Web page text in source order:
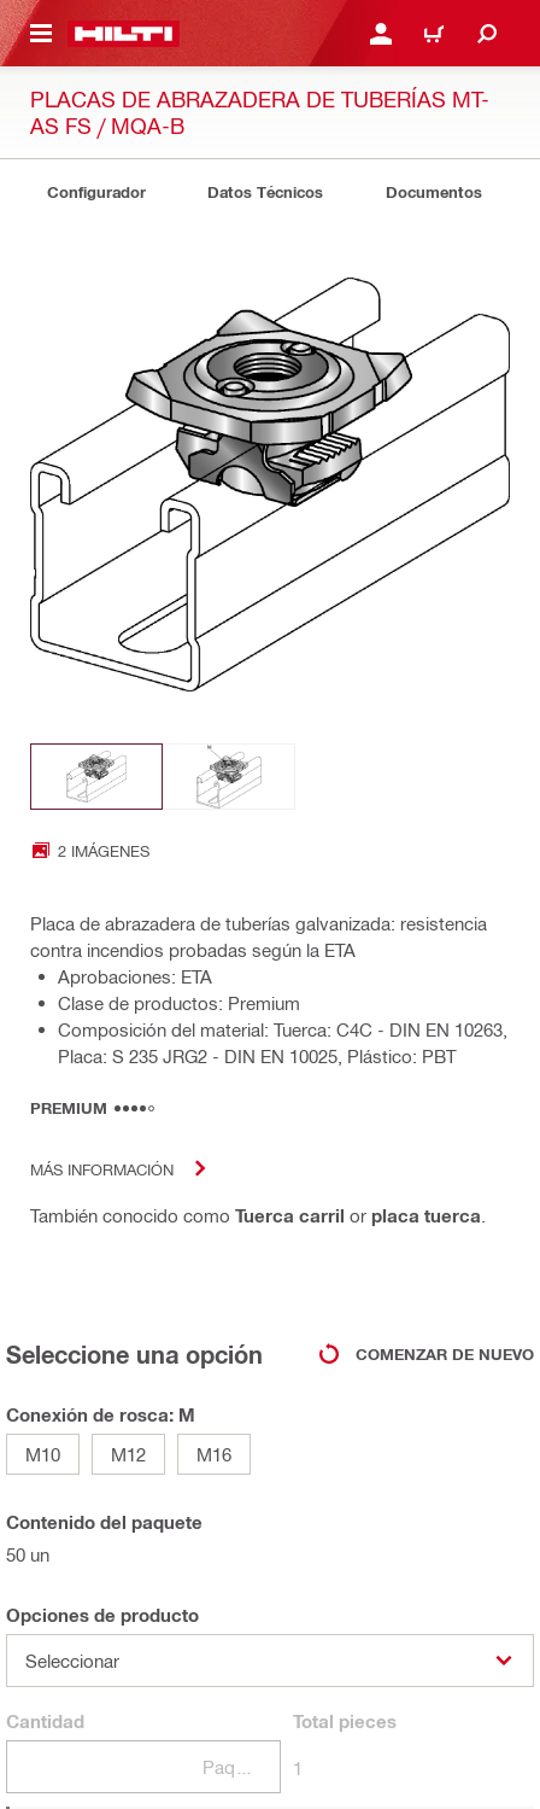
PRINCIPAL INICIE SESIÓN O
CARRITO
PLACAS DE ABRAZADERA DE TUBERÍAS MT-
AS FS / MQA-B
Configurador Datos Técnicos Documentos
2 IMÁGENES
Placa de abrazadera de tuberías galvanizada: resistencia
contra incendios probadas según la ETA
Aprobaciones: ETA
Clase de productos: Premium
Composición del material: Tuerca: C4C - DIN EN 10263,
Placa: S 235 JRG2 - DIN EN 10025, Plástico: PBT
PREMIUM
MÁS INFORMACIÓN
También conocido como Tuerca carril or placa tuerca
Seleccione una opción COMENZAR DE NUEVO
Conexión de rosca: M
M10
M12 M16
Contenido del paquete
50 un
Opciones de producto
Seleccionar
Cantidad Total pieces
1